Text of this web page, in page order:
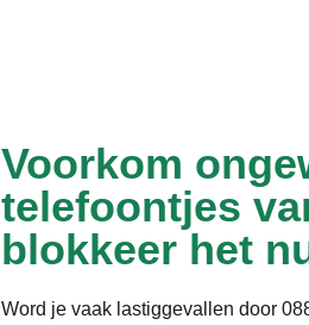
Voorkom
telefoontjes
blokkeer het
Word je vaak lastiggevallen door